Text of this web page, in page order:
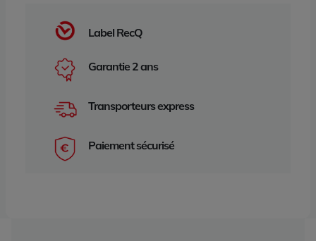
Label RecQ
Garantie 2 ans
Transporteurs express
Paiement sécurisé